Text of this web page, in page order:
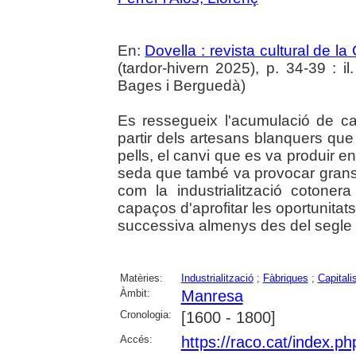
En: Dovella : revista cultural de la
(tardor-hivern 2025), p. 34-39 :
Bages i Berguedà)
Es ressegueix l'acumulació de
partir dels artesans blanquers
pells, el canvi que es va produir
seda que també va provocar
com la industrialització
capaços d'aprofitar les
successiva almenys des del segle
Matèries: Industrialització; Fàbriques ;
Àmbit:
Manresa
Cronologia: [1600 - 1800]
Accés: https://raco.cat/